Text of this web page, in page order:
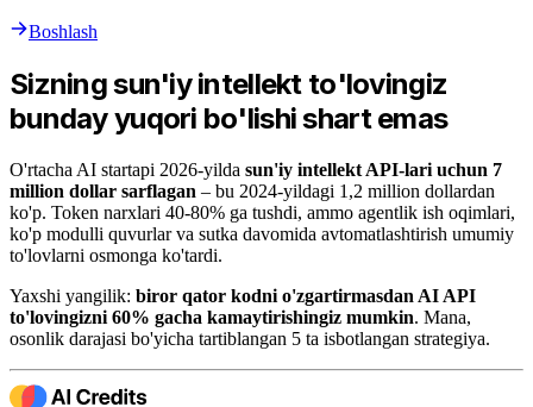
Boshlash
Sizning sun'iy intellekt to'lovingiz
bunday yuqori bo'lishi shart emas
O'rtacha AI startapi 2026-yilda sun'iy intellekt API-lari uchun 7
million dollar sarflagan – bu 2024-yildagi 1,2 million dollardan
ko'p. Token narxlari 40-80% ga tushdi, ammo agentlik ish oqimlari,
ko'p modulli quvurlar va sutka davomida avtomatlashtirish umumiy
to'lovlarni osmonga ko'tardi.
Yaxshi yangilik: biror qator kodni o'zgartirmasdan AI API
to'lovingizni 60% gacha kamaytirishingiz mumkin. Mana,
osonlik darajasi bo'yicha tartiblangan 5 ta isbotlangan strategiya.